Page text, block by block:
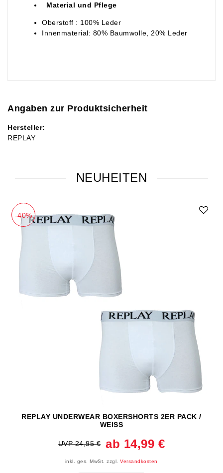
Material und Pflege
Oberstoff : 100% Leder
Innenmaterial: 80% Baumwolle, 20% Leder
Angaben zur Produktsicherheit
Hersteller:
REPLAY
NEUHEITEN
-40%
REPLAY UNDERWEAR BOXERSHORTS 2ER PACK /
WEISS
UVP 24,95 € ab 14,99 €
inkl. ges. MwSt. zzgl.Versandkosten